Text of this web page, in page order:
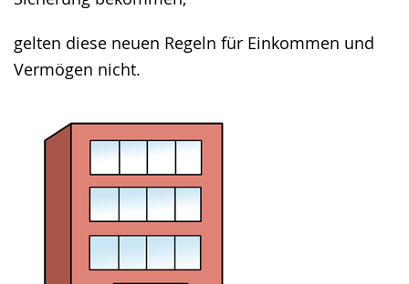
gelten diese neuen Regeln für Einkommen und
Vermögen nicht.